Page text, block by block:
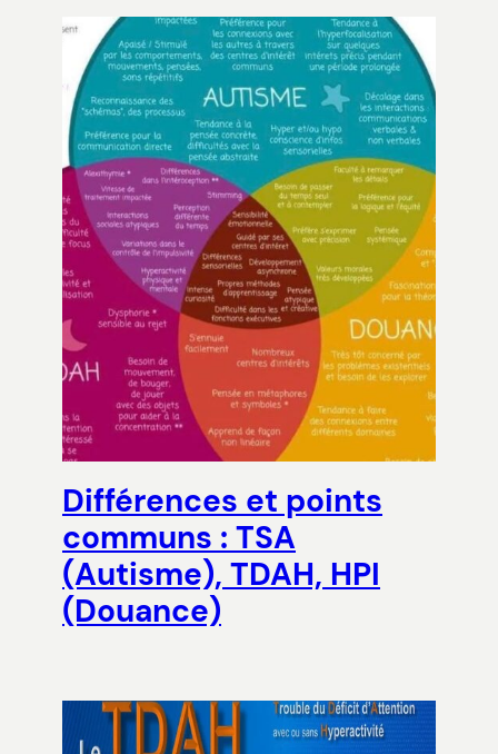
Différences et points
communs : TSA
(Autisme), TDAH, HPI
(Douance)